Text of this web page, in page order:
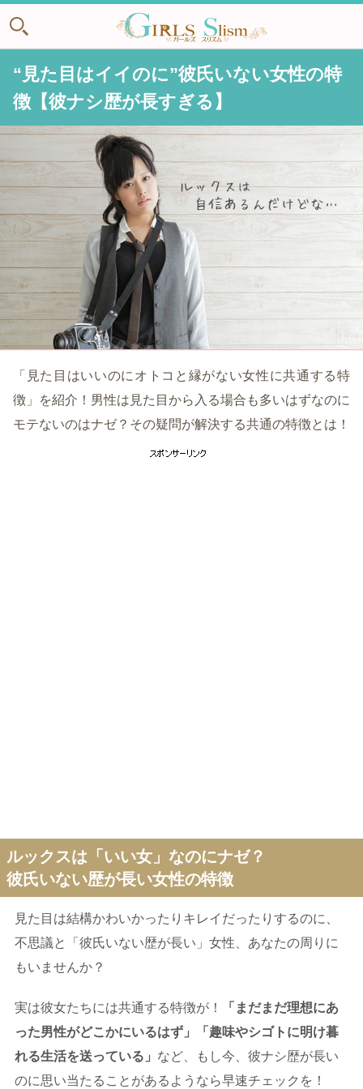
“見た目はイイのに”彼氏いない女性の特
徴【彼ナシ歴が長すぎる】
「見た目はいいのにオトコと縁がない女性に共通する特
徴」を紹介！男性は見た目から入る場合も多いはずなのに
モテないのはナゼ？その疑問が解決する共通の特徴とは！
ルックスは「いい女」なのにナゼ？
彼氏いない歴が長い女性の特徴
見た目は結構かわいかったりキレイだったりするのに、
不思議と「彼氏いない歴が長い」女性、あなたの周りに
もいませんか？
実は彼女たちには共通する特徴が！
「まだまだ理想にあ
った男性がどこかにいるはず」「趣味やシゴトに明け暮
れる生活を送っている」 など、もし今、彼ナシ歴が長い
のに思い当たることがあるようなら早速チェックを！